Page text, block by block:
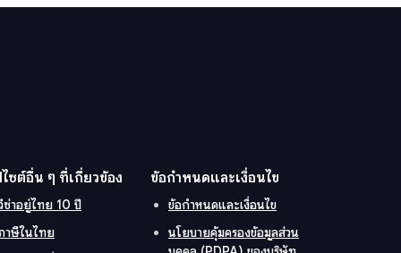
ไซต์อื่น ๆ ที่เกี่ยวข้อง
ซ่าอยู่ไทย 10 ปี
าษีในไทย
ข้อกำหนดและเงื่อนไข
ข้อกำหนดและเงื่อนไข
นโยบายคุ้มครองข้อมูลส่วน